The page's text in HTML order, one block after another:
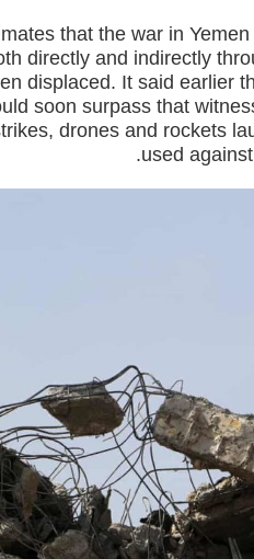
that the war in
directly and indirectly
displaced. It said earlier
soon surpass that
drones and rockets
used